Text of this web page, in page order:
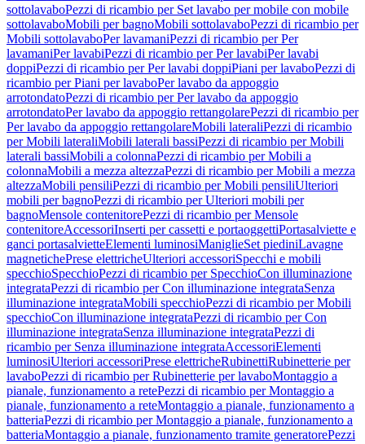
sottolavaboPezzi di ricambio per Set lavabo per mobile con mobile
sottolavaboMobili per bagnoMobili sottolavaboPezzi di ricambio per
Mobili sottolavaboPer lavamaniPezzi di ricambio per Per
lavamaniPer lavabiPezzi di ricambio per Per lavabiPer lavabi
doppiPezzi di ricambio per Per lavabi doppiPiani per lavaboPezzi di
ricambio per Piani per lavaboPer lavabo da appoggio
arrotondatoPezzi di ricambio per Per lavabo da appoggio
arrotondatoPer lavabo da appoggio rettangolarePezzi di ricambio per
Per lavabo da appoggio rettangolareMobili lateraliPezzi di ricambio
per Mobili lateraliMobili laterali bassiPezzi di ricambio per Mobili
laterali bassiMobili a colonnaPezzi di ricambio per Mobili a
colonnaMobili a mezza altezzaPezzi di ricambio per Mobili a mezza
altezzaMobili pensiliPezzi di ricambio per Mobili pensiliUlteriori
mobili per bagnoPezzi di ricambio per Ulteriori mobili per
bagnoMensole contenitorePezzi di ricambio per Mensole
contenitoreAccessoriInserti per cassetti e portaoggettiPortasalviette e
ganci portasalvietteElementi luminosiManiglieSet piediniLavagne
magnetichePrese elettricheUlteriori accessoriSpecchi e mobili
specchioSpecchioPezzi di ricambio per SpecchioCon illuminazione
integrataPezzi di ricambio per Con illuminazione integrataSenza
illuminazione integrataMobili specchioPezzi di ricambio per Mobili
specchioCon illuminazione integrataPezzi di ricambio per Con
illuminazione integrataSenza illuminazione integrataPezzi di
ricambio per Senza illuminazione integrataAccessoriElementi
luminosiUlteriori accessoriPrese elettricheRubinettiRubinetterie per
lavaboPezzi di ricambio per Rubinetterie per lavaboMontaggio a
pianale, funzionamento a retePezzi di ricambio per Montaggio a
pianale, funzionamento a reteMontaggio a pianale, funzionamento a
batteriaPezzi di ricambio per Montaggio a pianale, funzionamento a
batteriaMontaggio a pianale, funzionamento tramite generatorePezzi